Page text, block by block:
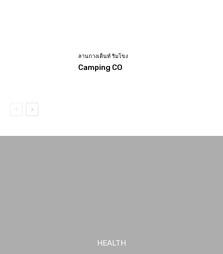
ลานกางเต็นท์ ริมโขง
Camping CO
HEALTH